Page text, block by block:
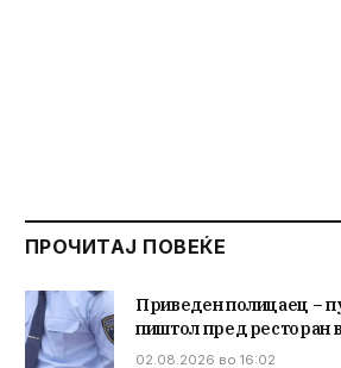
ПРОЧИТАЈ ПОВЕЌЕ
Приведен полицаец –
пиштол пред ресторан
02.08.2026 во 16:02